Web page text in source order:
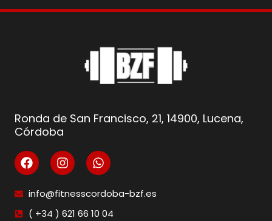
Ronda de San Francisco, 21, 14900, Lucena,
Córdoba
info@fitnesscordoba-bzf.es
( +34 ) 621 66 10 04